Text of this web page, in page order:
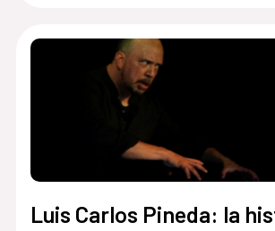
Luis Carlos Pineda: la